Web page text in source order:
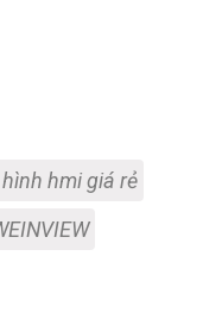
hmi giá rẻ